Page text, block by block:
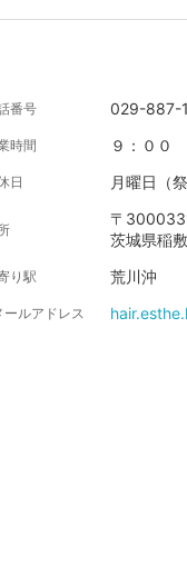
番号 029-887-
時間 ９：００
日 月曜日（
〒
茨城県稲
り駅 荒川沖
ールアドレス